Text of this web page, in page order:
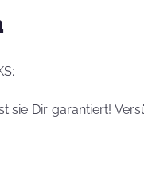
sie Dir garantiert!